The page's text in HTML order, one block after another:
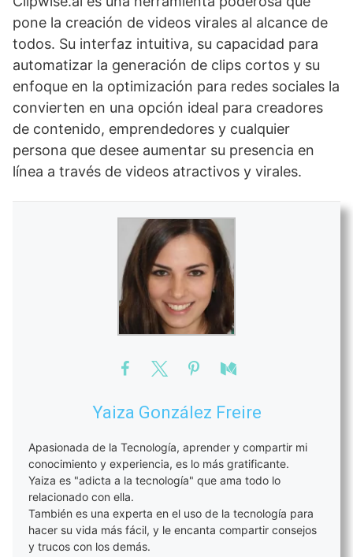
pone la creación de videos virales al alcance de
todos. Su interfaz intuitiva, su capacidad para
automatizar la generación de clips cortos y su
enfoque en la optimización para redes sociales la
convierten en una opción ideal para creadores
de contenido, emprendedores y cualquier
persona que desee aumentar su presencia en
línea a través de videos atractivos y virales.
Yaiza González Freire
Apasionada de la Tecnología, aprender y compartir mi
conocimiento y experiencia, es lo más gratificante.
Yaiza es "adicta a la tecnología" que ama todo lo
relacionado con ella.
También es una experta en el uso de la tecnología para
hacer su vida más fácil, y le encanta compartir consejos
y trucos con los demás.